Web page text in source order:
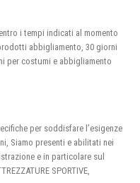
i tempi indicati al momento
abbigliamento, 30 giorni
per costumi e abbigliamento
per soddisfare l’esigenze
Siamo presenti e abilitati nei
e in particolare sul
SPORTIVE,